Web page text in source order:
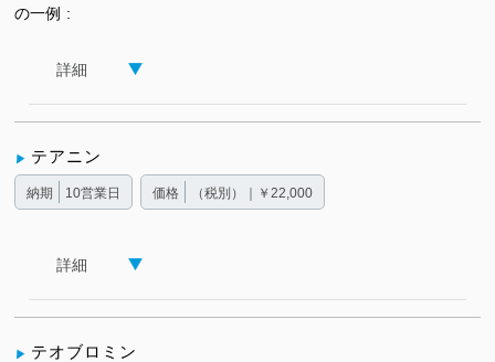
の一例
詳細
テアニン
納期 10営業日 価格 （税別）｜￥22,000
詳細
テオブロミン